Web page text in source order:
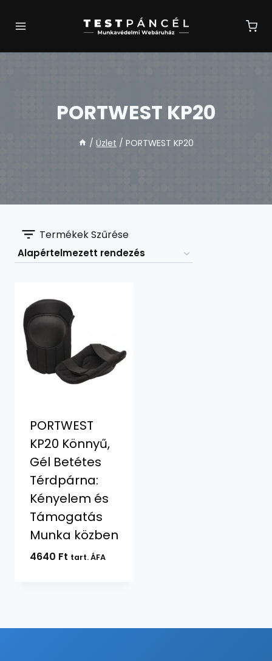
PORTWEST KP20
/ Üzlet / PORTWEST KP20
Termékek Szűrése
PORTWEST
KP20 Könnyű,
Gél Betétes
Térdpárna:
Kényelem és
Támogatás
Munka közben
4640 Ft tart. ÁFA